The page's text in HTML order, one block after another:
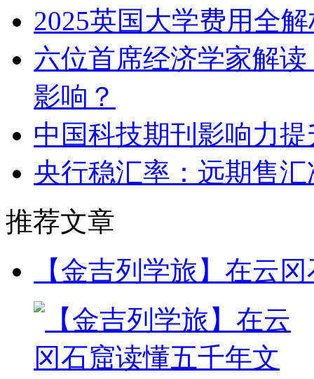
2025英国大学费用全
六位首席经济学家解
影响？
中国科技期刊影响力
央行稳汇率：远期售
推荐文章
【金吉列学旅】在云